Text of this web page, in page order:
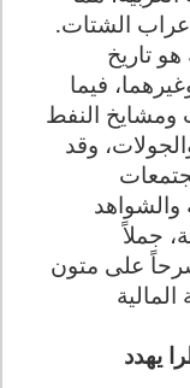
الشتات.
تاريخ
فيما
ومشايخ النفط
وقد
والشواهد
جملاً
على متون
يهدد